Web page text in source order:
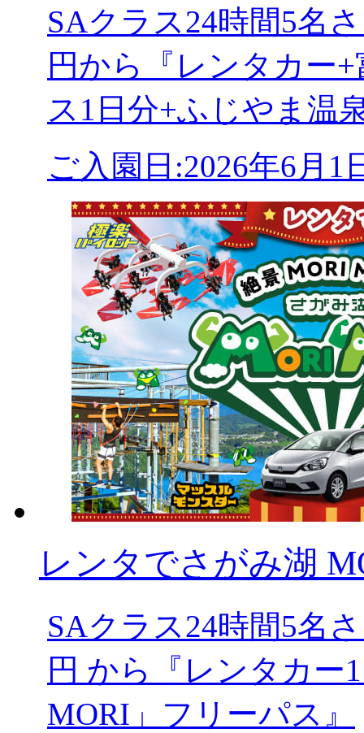
SAクラス24時間5名
円から『レンタカー
ス1日分+ふじやま温
ご入園日:2026年6月1
レンタでさがみ湖
SAクラス24時間5名
円 から『レンタカー
MORI」フリーパス』